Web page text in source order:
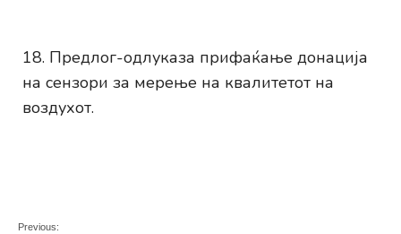
Предлог-одлуказа прифаќање донација
на сензори за мерење на квалитетот на
воздухот.
Previous: